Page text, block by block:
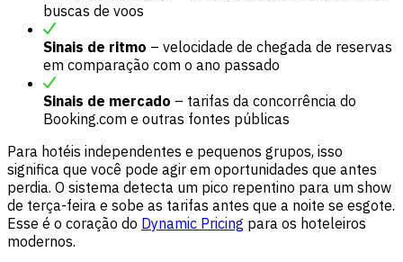
buscas de voos
Sinais de ritmo – velocidade de chegada de reservas
em comparação com o ano passado
Sinais de mercado – tarifas da concorrência do
Booking.com e outras fontes públicas
Para hotéis independentes e pequenos grupos, isso
significa que você pode agir em oportunidades que antes
perdia. O sistema detecta um pico repentino para um show
de terça-feira e sobe as tarifas antes que a noite se esgote.
Esse é o coração do Dynamic Pricing para os hoteleiros
modernos.